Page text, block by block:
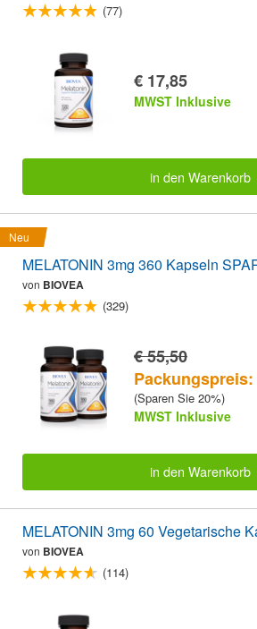
(77)
€ 17,85
MWST Inklusive
in den Warenkorb
Neu
MELATONIN 3mg 360 Kapseln
von BIOVEA
(329)
€ 55,50
Packungspreis:
(Sparen Sie 20%)
MWST Inklusive
in den Warenkorb
MELATONIN 3mg 60 Vegetarische
von BIOVEA
(114)